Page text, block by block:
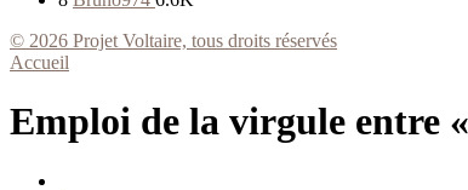
© 2026 Projet Voltaire, tous droits réservés
Accueil
Emploi de la virgule entre